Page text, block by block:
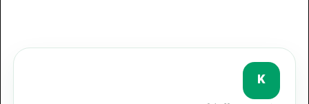
پروپوزال کوچینگ (مربیگری) Coaching چیست
K